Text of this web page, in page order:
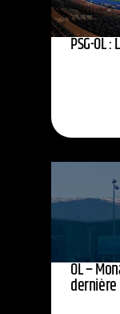
PSG-OL
OL –